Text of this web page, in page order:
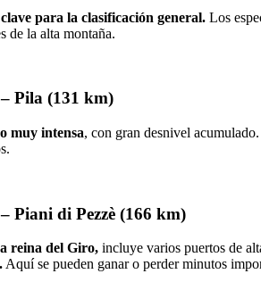
para la clasificación general. Los
de la alta montaña.
Pila (131 km)
muy intensa, con gran desnivel
Piani di Pezzè (166 km)
reina del Giro, incluye varios puertos de
Aquí se pueden ganar o perder minutos